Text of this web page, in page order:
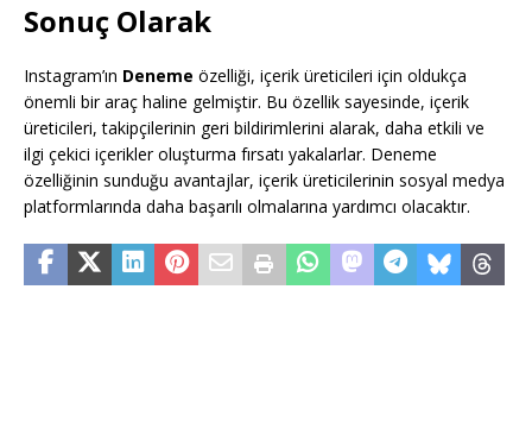
Sonuç Olarak
Instagram’ın Deneme özelliği, içerik üreticileri için oldukça
önemli bir araç haline gelmiştir. Bu özellik sayesinde, içerik
üreticileri, takipçilerinin geri bildirimlerini alarak, daha etkili ve
ilgi çekici içerikler oluşturma fırsatı yakalarlar. Deneme
özelliğinin sunduğu avantajlar, içerik üreticilerinin sosyal medya
platformlarında daha başarılı olmalarına yardımcı olacaktır.